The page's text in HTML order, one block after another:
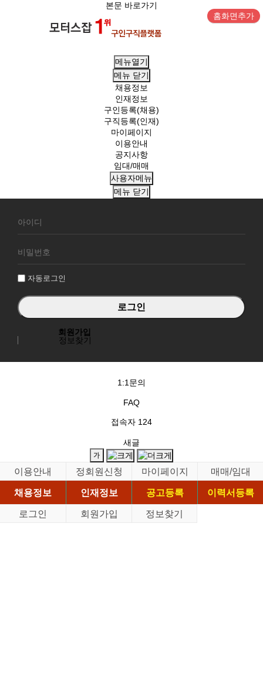
본문 바로가기
홈화면추가
메뉴열기
메뉴 닫기
채용정보
인재정보
구인등록(채용)
구직등록(인재)
마이페이지
이용안내
공지사항
임대/매매
사용자메뉴
메뉴 닫기
원
그
자동로그인
회원가입
정보찾기
1:1문의
FAQ
접속자 124
새글
이용안내 정회원신청 마이페이지
매매/임대
채용정보
인재정보 공고등록
이력서등록
로그인
회원가입 정보찾기